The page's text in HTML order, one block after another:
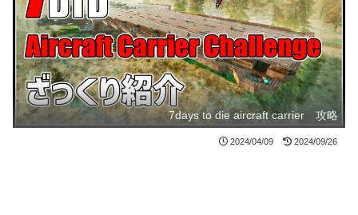
7days to die aircraft carrier 攻略
2024/04/09 2024/09/26